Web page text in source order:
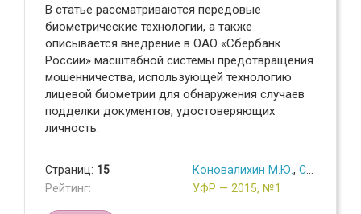
В статье рассматриваются передовые
биометрические технологии, а также
описывается внедрение в ОАО «Сбербанк
России» масштабной системы предотвращения
мошенничества, использующей технологию
лицевой биометрии для обнаружения случаев
подделки документов, удостоверяющих
личность.
Страниц: 15
Рейтинг:
Коновалихин М.Ю. , Савченко М.С.
УФР — 2015, №1